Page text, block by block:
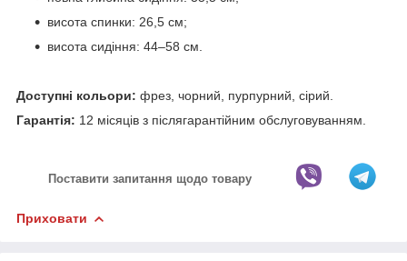
висота спинки: 26,5 см;
висота сидіння: 44–58 см.
Доступні кольори: фрез, чорний, пурпурний, сірий.
Гарантія: 12 місяців з післягарантійним обслуговуванням.
Поставити запитання щодо товару
Приховати